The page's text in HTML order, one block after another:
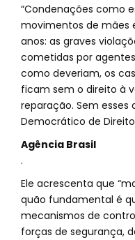
“Condenações como
movimentos de mães
anos: as graves
cometidas por
como deveriam, os
ficam sem o direito à
reparação. Sem esses
Democrático de
Agência Brasil
.
Ele acrescenta que
quão fundamental é
mecanismos de
forças de segurança,